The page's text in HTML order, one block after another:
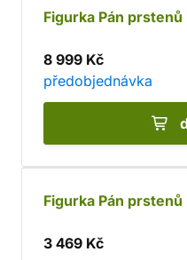
Figurka Pán
8 999 Kč
předobjednávka
Figurka Pán
3 469 Kč